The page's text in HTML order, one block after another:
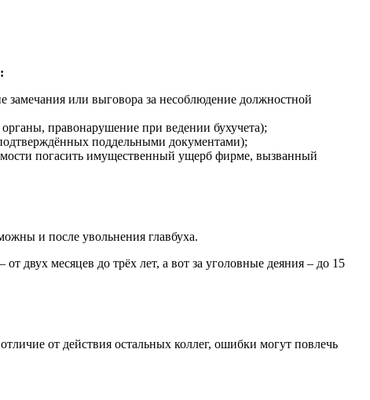
замечания или выговора за несоблюдение должностной
правонарушение при ведении бухучета);
поддельными документами);
погасить имущественный ущерб фирме, вызванный
и после увольнения главбуха.
двух месяцев до трёх лет, а вот за уголовные деяния – до 15
от действия остальных коллег, ошибки могут повлечь